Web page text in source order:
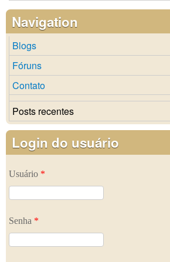
Navigation
Blogs
Fóruns
Contato
Posts recentes
Login do usuário
Usuário *
Senha *